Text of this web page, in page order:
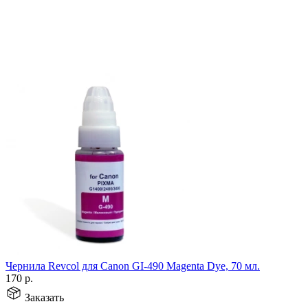
Чернила Revcol для Canon GI-490 Magenta Dye, 70 мл.
170 р.
Заказать